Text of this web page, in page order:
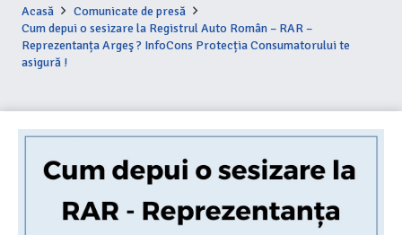
Acasă
Comunicate de presă
Cum depui o sesizare la Registrul Auto Român – RAR –
Reprezentanța Argeş ? InfoCons Protecția Consumatorului te
asigură !